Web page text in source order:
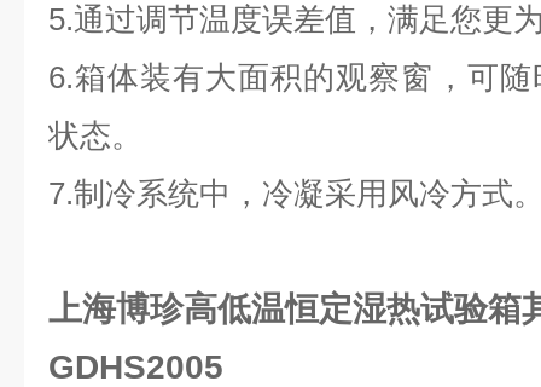
5.通过调节温度误差值，满足您更
6.箱体装有大面积的观察窗，可
状态。
7.制冷系统中，冷凝采用风冷方式
上海博珍高低温恒定湿热试验箱
GDHS2005